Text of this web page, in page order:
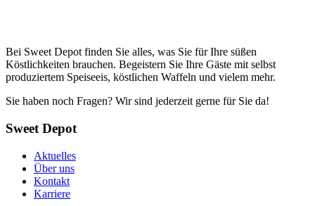
Bei Sweet Depot finden Sie alles, was Sie für Ihre süßen
Köstlichkeiten brauchen. Begeistern Sie Ihre Gäste mit selbst
produziertem Speiseeis, köstlichen Waffeln und vielem mehr.
Sie haben noch Fragen? Wir sind jederzeit gerne für Sie da!
Sweet Depot
Aktuelles
Über uns
Kontakt
Karriere